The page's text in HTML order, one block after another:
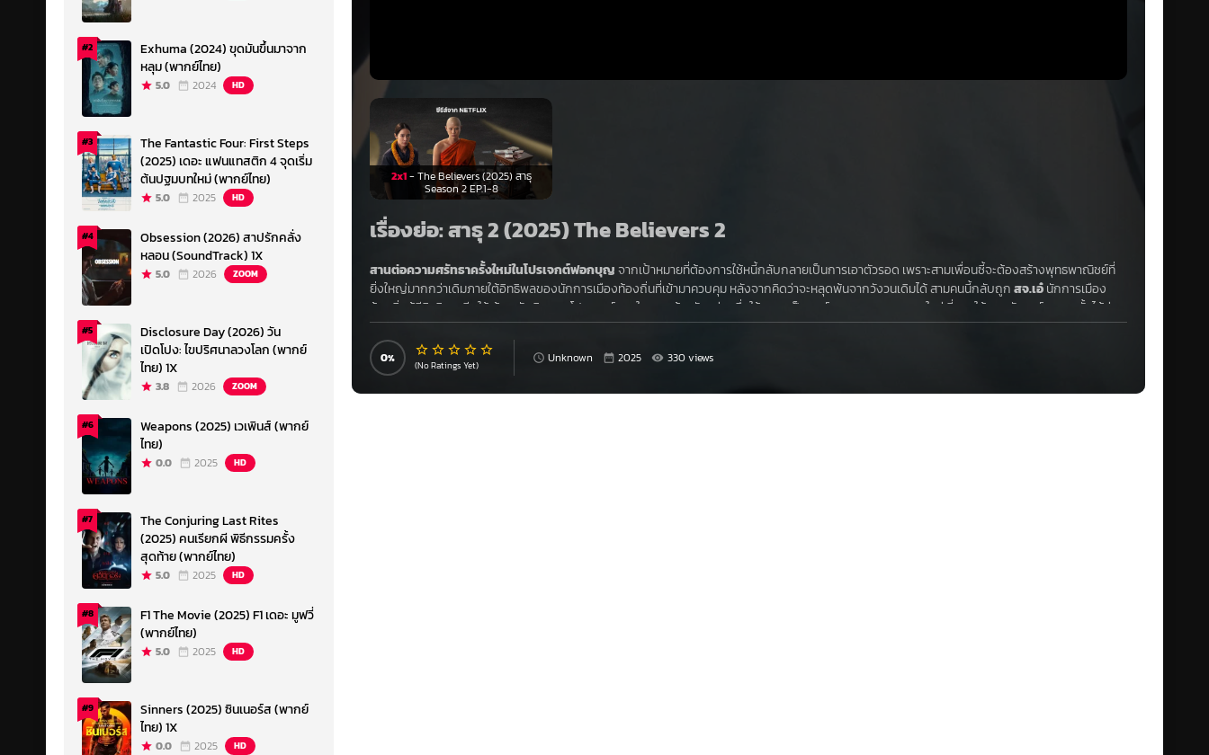
2x1- The Believers (2025) สาธุ
Season 2 EP.1-8
เรื่องย่อ: สาธุ 2 (2025) The Believers 2
สานต่อความศรัทธาครั้งใหม่ในโปรเจกต์ฟอกบุญจากเป้าหมายที่ต้องการใช้หนี้กลับกลายเป็นการเอาตัวรอด เพราะสามเพื่อนซี้จะต้องสร้างพุทธพาณิชย์ที่
ยิ่งใหญ่มากกว่าเดิมภายใต้อิทธิพลของนักการเมืองท้องถิ่นที่เข้ามาควบคุม หลังจากคิดว่าจะหลุดพ้นจากวังวนเดิมได้ สามคนนี้กลับถูกสจ.เอ๋นักการเมือง
ท้องถิ่นผู้มีอิทธิพล บีบให้เข้ามารับผิดชอบโปรเจกต์บุญในการสร้างวัดแห่งหนึ่งให้กลายเป็นศูนย์กลางสะพานบุญยุคใหม่ ที่ภายใต้ภาพลักษณ์สวยหรูนั้นได้ซ่อน
กลไกฟอกเงินและเครือข่ายผลประโยชน์ซับซ้อนเอาไว้ ภารกิจของสาธุ 2 ครั้งนี้ จึงไม่ได้เป็นเพียงการทำงานเพื่อปลดหนี้อีกต่อไป แต่เป็นการเดินอยู่บนเส้น
บางๆ ระหว่างศรัทธา การเมือง และอำนาจมืด ซึ่งอาจทำให้ทั้งสามต้องแลกด้วยความปลอดภัยของตัวเอง แม้จะรู้ว่าอยู่ในเกมที่ไม่อาจถอนตัวได้ง่าย ซีซั่นนี้ยัง
ขยายภาพ“พุทธพาณิชย์ ไปสู่ระบบอิทธิพลที่โยงกับการเมืองระดับพื้นที่และเบื้องหลังอาชญากรรม ทำให้เรื่องราวดุเดือด เข้มข้น และท้าทายกว่าเดิมหลายเท่า
0 (No Ratings Yet) Unknown 2025 330 views
#2
Exhuma (2024) ขุดมันขึ้นมาจาก
หลุม (พากย์ไทย)
5.0 2024 HD
#3
The Fantastic Four: First Steps
(2025) เดอะ แฟนแทสติก 4 จุดเริ่ม
ต้นปฐมบทใหม่ (พากย์ไทย)
5.0 2025 HD
#4
Obsession (2026) สาปรักคลั่ง
หลอน (SoundTrack) 1X
5.0 2026 ZOOM
#5
Disclosure Day (2026) วัน
เปิดโปง: ไขปริศนาลวงโลก (พากย์
ไทย) 1X
3.8 2026 ZOOM
#6
Weapons (2025) เวเพินส์ (พากย์
ไทย)
0.0 2025 HD
#7
The Conjuring Last Rites
(2025) คนเรียกผี พิธีกรรมครั้ง
สุดท้าย (พากย์ไทย)
5.0 2025 HD
#8
F1 The Movie (2025) F1 เดอะ มูฟวี่
(พากย์ไทย)
5.0 2025 HD
#9
Sinners (2025) ซินเนอร์ส (พากย์
ไทย) 1X
0.0 2025 HD